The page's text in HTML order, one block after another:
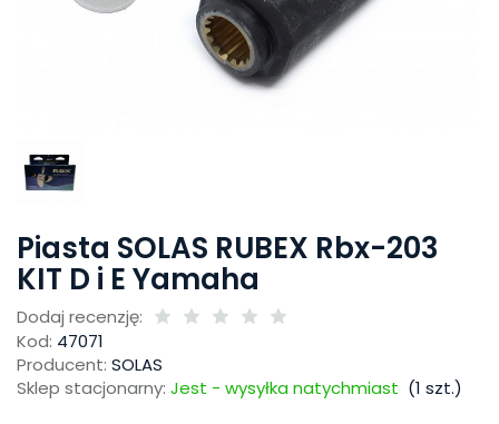
Piasta SOLAS RUBEX Rbx-203
KIT D i E Yamaha
Dodaj recenzję:
Kod: 47071
Producent: SOLAS
Sklep stacjonarny: Jest - wysyłka natychmiast (1 szt.)